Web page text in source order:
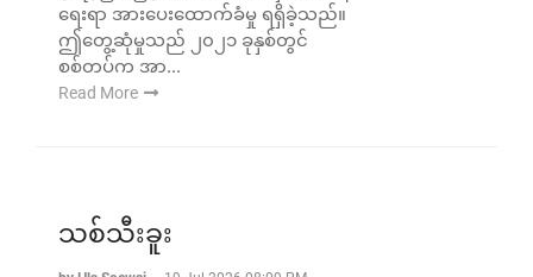
ရေးရာ အားပေးထောက်ခံမှု ရရှိခဲ့သည်။
ဤတွေ့ဆုံမှုသည် ၂၀၂၁ ခုနှစ်တွင်
စစ်တပ်က အာ...
Read More
သစ်သီးခူး